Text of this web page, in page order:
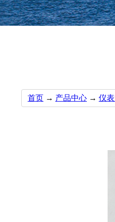
首页 → 产品中心 → 仪